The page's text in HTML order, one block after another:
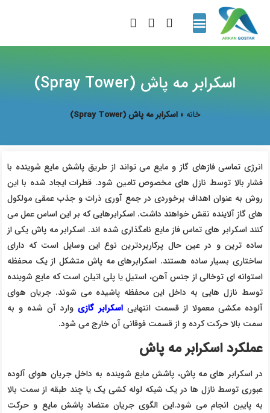
اسکرابر مه پاش (Spray Tower)
خانه » اسکرابر مه پاش (Spray Tower)
انرژی تماسی فازهای گاز و مایع می تواند از طریق پاشش مایع شوینده با
فشار بالا توسط نازل های مخصوص تامین شود. قطرات ایجاد شده با این
روش به عنوان اهداف برخوردی در جمع آوری ذرات و جذب عمقی مولکول
های گاز آلاینده نقش خواهند داشت. اسکرابرهایی که بر این اساس عمل می
کنند اسکرابر های تماس فاز مایع نامگذاری شده اند. اسکرابر مه پاش یکی از
ساده ترین و در عین حال پرکاربردترین نوع این وسایل است که دارای
ساختاری بسیار ساده هستند. اسکرابرهای مه پاش متشکل از یک محفظه
استوانه ای توخالی از جنس آهن، استیل یا پلی اتیلن است که مایع شوینده
توسط نازل هایی به داخل این محفظه پاشیده می شوند. جریان هوای
آلوده مکشی معمولا از قسمت انتهایی اسکرابر گازی وارد آن شده و به
سمت بالا حرکت کرده و از قسمت فوقانی آن خارج می شود.
عملکرد اسکرابر مه پاش
در اسکرابر های مه پاش، پاشش مایع شوینده به داخل جریان هوای آلوده
عبوری توسط نازل ها در یک شبکه لوله کشی یک یا چند طبقه از سمت بالا
به پایین انجام می شود.این الگوی جریان متضاد پاشش مایع و حرکت